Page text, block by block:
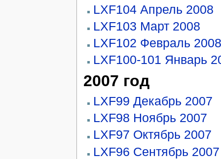
LXF104 Апрель 2008
LXF103 Март 2008
LXF102 Февраль 2008
LXF100-101 Январь
2007 год
LXF99 Декабрь 2007
LXF98 Ноябрь 2007
LXF97 Октябрь 2007
LXF96 Сентябрь 2007